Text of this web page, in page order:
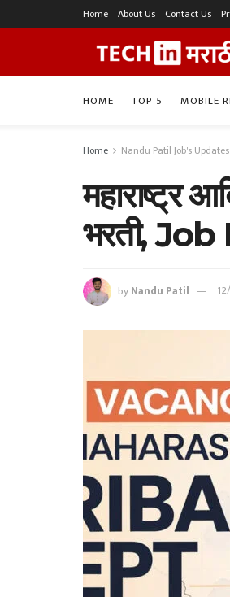
Home About Us Contact Us
HOME TOP 5 MOBILE
Home Nandu Patil Job's Updates
महाराष्ट्र
भरती,
byNandu Patil